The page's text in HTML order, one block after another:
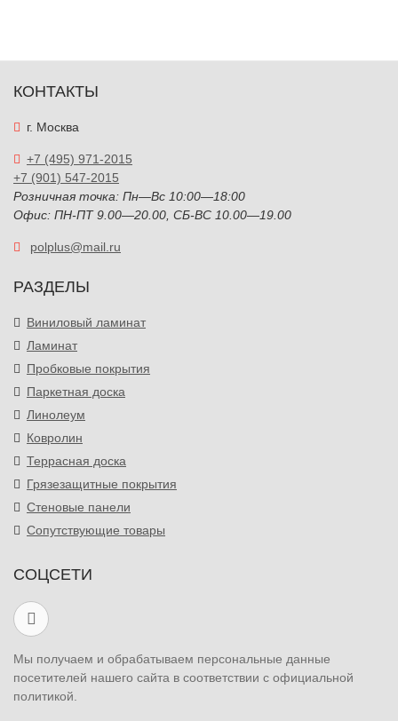
КОНТАКТЫ
г. Москва
+7 (495) 971-2015
+7 (901) 547-2015
Розничная точка: Пн—Вс 10:00—18:00
Офис: ПН-ПТ 9.00—20.00, СБ-ВС 10.00—19.00
polplus@mail.ru
РАЗДЕЛЫ
Виниловый ламинат
Ламинат
Пробковые покрытия
Паркетная доска
Линолеум
Ковролин
Террасная доска
Грязезащитные покрытия
Стеновые панели
Сопутствующие товары
СОЦСЕТИ
Мы получаем и обрабатываем персональные данные
посетителей нашего сайта в соответствии с официальной
политикой.